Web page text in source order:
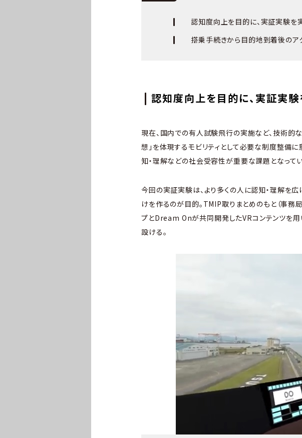
認知度向上を目的に、実証実験を
搭乗手続きから目的地到着後のア
認知度向上を目的に、実証実
現在、国内での有人試験飛行の実施など、技術的
想」を体現するモビリティとして必要な制度整備
知・理解などの社会受容性が重要な課題となってい
今回の実証実験は、より多くの人に認知・理解を
けを作るのが目的。TMIP取りまとめのもと（事務
プとDream Onが共同開発したVRコンテンツを
設ける。